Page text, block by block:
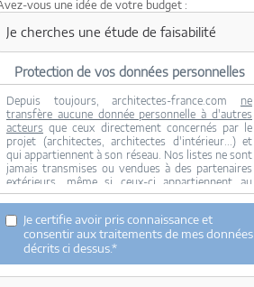
vous une idée de votre budget :
Protection de vos données personnelles
Depuis toujours, architectes-france.com ne
transfère aucune donnée personnelle à d'autres
acteurs que ceux directement concernés par le
projet (architectes, architectes d'intérieur...) et
qui appartiennent à son réseau. Nos listes ne sont
jamais transmises ou vendues à des partenaires
extérieurs, même si ceux-ci appartiennent au
domaine de la construction.
effectuée qu'avec votre consentement.
Je consens à ce que mes données personnelles
soient collectées pour permettre à architectes-
france de transférer votre projet aux architectes.
Seul Architectes-france, ses équipes internes et la
Je certifie avoir pris connaissance et
consentir aux traitements de mes données
décrits ci dessus.*